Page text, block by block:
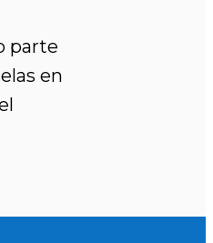
parte
en